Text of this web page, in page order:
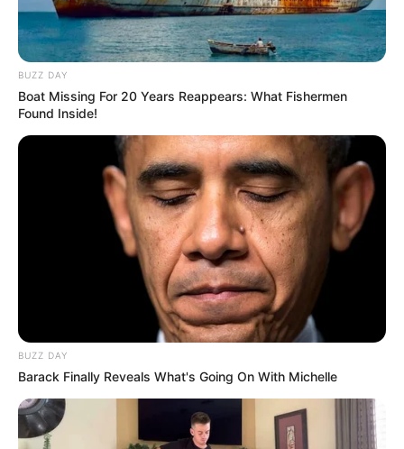
BUZZ DAY
Boat Missing For 20 Years Reappears: What Fishermen
Found Inside!
BUZZ DAY
Barack Finally Reveals What's Going On With Michelle